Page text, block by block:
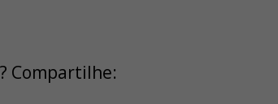
Compartilhe: